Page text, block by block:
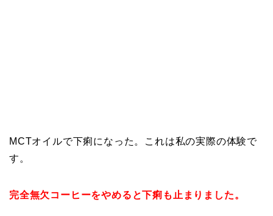
MCTオイルで下痢になった。これは私の実際の体験で
す。
完全無欠コーヒーをやめると下痢も止まりました。